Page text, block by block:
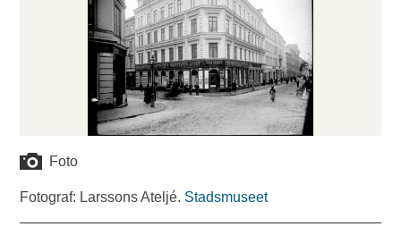
Foto
Fotograf: Larssons Ateljé. Stadsmuseet